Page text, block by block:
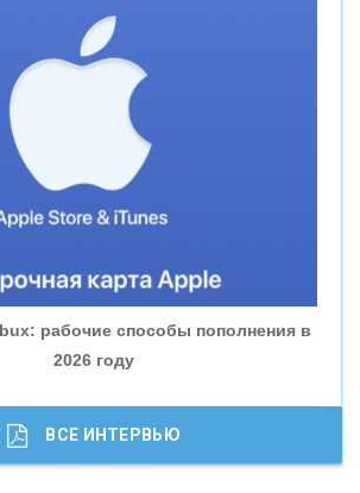
рабочие способы пополнения в
2026 году
ВСЕ ИНТЕРВЬЮ